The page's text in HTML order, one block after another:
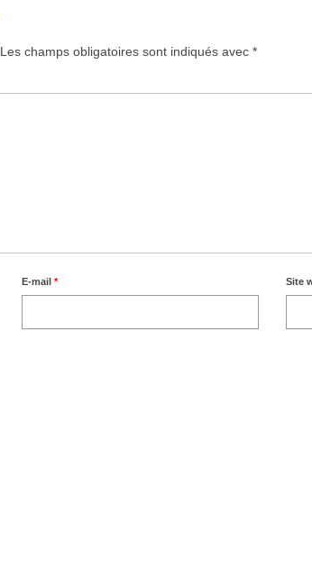
Les champs obligatoires sont indiqués avec *
E-mail* Site